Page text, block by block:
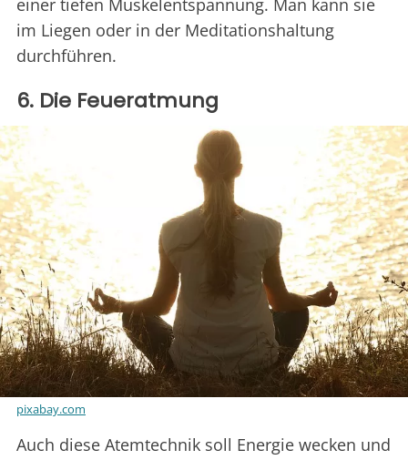
einer tiefen Muskelentspannung. Man kann sie
im Liegen oder in der Meditationshaltung
durchführen.
6. Die Feueratmung
pixabay.com
Auch diese Atemtechnik soll Energie wecken und